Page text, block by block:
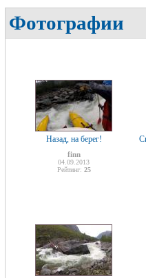
Фотографии
Назад, на берег!
finn
04.09.2013
Рейтинг: 25